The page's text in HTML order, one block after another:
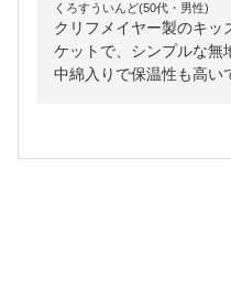
くろすういんど(50代・男性)
クリフメイヤー製のキッ
ケットで、シンプルな無
中綿入りで保温性も高い